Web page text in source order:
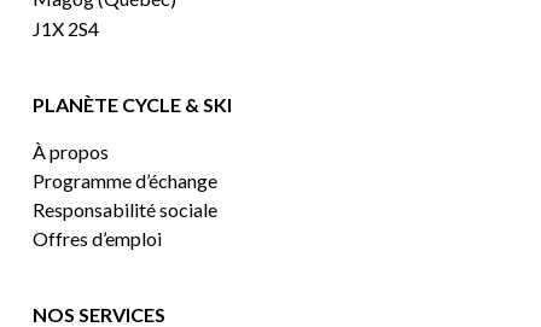
J1X 2S4
PLANÈTE CYCLE & SKI
À propos
Programme d’échange
Responsabilité sociale
Offres d’emploi
NOS SERVICES